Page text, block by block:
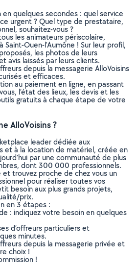
quelques secondes : quel service
urgent ? Quel type de prestataire,
souhaitez-vous ?
les animateurs périscolaire,
Saint-Ouen-l'Aumône ! Sur leur profil,
les photos de leurs
avis laissés par leurs clients.
depuis la messagerie AlloVoisins
et efficaces.
au paiement en ligne, en passant
l’état des lieux, les devis et les
gratuits à chaque étape de votre
AlloVoisins ?
leader dédiée aux
et à la location de matériel, créée en
par une communauté de plus
dont 300 000 professionnels.
trouvez proche de chez vous un
pour réaliser toutes vos
besoin aux plus grands projets,
prix.
en 3 étapes :
: indiquez votre besoin en quelques
d’offreurs particuliers et
minutes.
depuis la messagerie privée et
choix !
!